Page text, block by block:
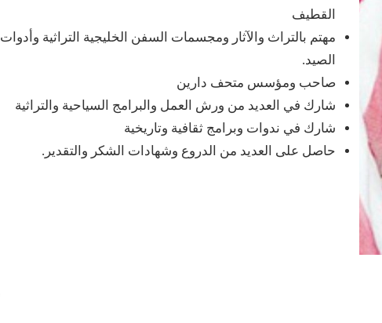
القطيف
مهتم بالتراث والآثار ومجسمات السفن الخليجية التراثية وأدوات
الصيد.
صاحب ومؤسس متحف دارين
شارك في العديد من ورش العمل والبرامج السياحية والتراثية
شارك في ندوات وبرامج ثقافية وتاريخية
حاصل على العديد من الدروع وشهادات الشكر والتقدير.